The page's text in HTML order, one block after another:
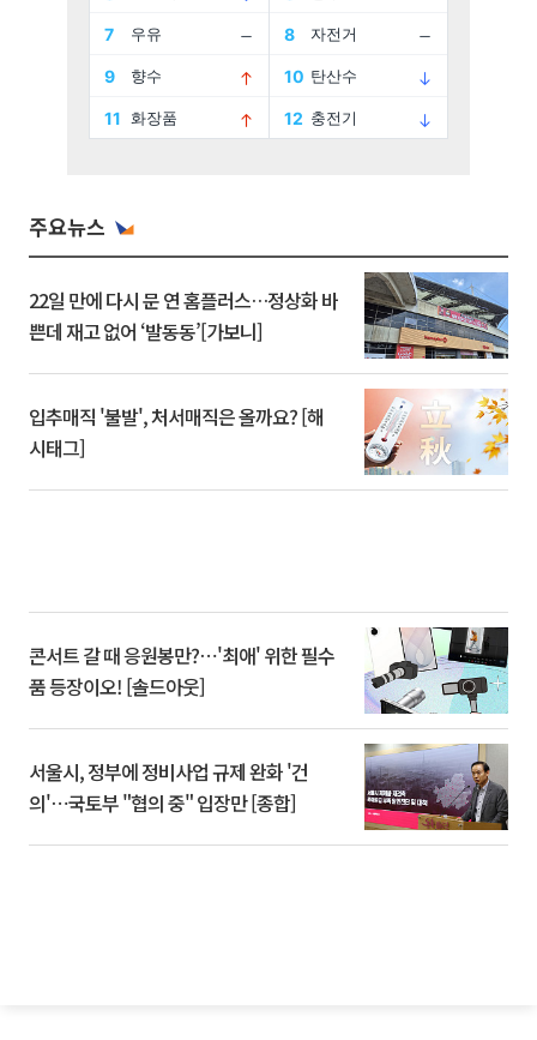
주요뉴스
22일 만에 다시 문 연 홈플러스…정상화 바
쁜데 재고 없어 ‘발동동’[가보니]
입추매직 '불발', 처서매직은 올까요? [해
시태그]
콘서트 갈 때 응원봉만?⋯'최애' 위한 필수
품 등장이오! [솔드아웃]
서울시, 정부에 정비사업 규제 완화 '건
의'⋯국토부 "협의 중" 입장만 [종합]